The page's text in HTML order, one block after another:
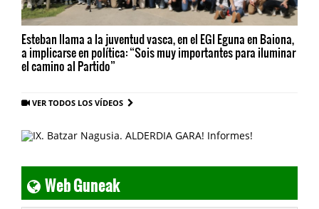
Esteban llama a la juventud vasca, en el EGI Eguna en Baiona,
a implicarse en política: “Sois muy importantes para iluminar
el camino al Partido”
VER TODOS LOS VÍDEOS
Web Guneak